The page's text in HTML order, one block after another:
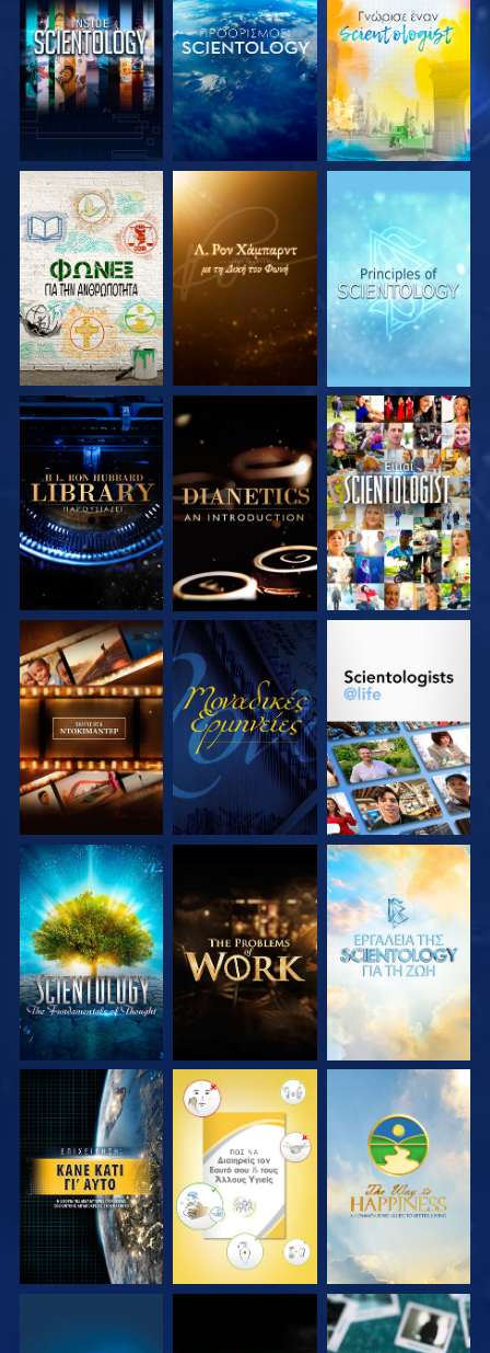
ΕΞΕΡΕΥΝΗΣΤΕ ΤΗ
ΣΕΙΡΑ
ΕΞΕΡΕΥΝΗΣΤΕ ΤΗ
ΣΕΙΡΑ
ΕΞΕΡΕΥΝΗΣΤΕ ΤΗ
ΣΕΙΡΑ
ΕΞΕΡΕΥΝΗΣΤΕ ΤΗ
ΣΕΙΡΑ
ΕΞΕΡΕΥΝΗΣΤΕ ΤΗ
ΣΕΙΡΑ
ΠΑΡΑΚΟΛΟΥΘΗΣΤΕ
ΕΞΕΡΕΥΝΗΣΤΕ ΤΗ
ΣΕΙΡΑ
ΠΑΡΑΚΟΛΟΥΘΗΣΤΕ
ΕΞΕΡΕΥΝΗΣΤΕ ΤΗ
ΕΞΕΡΕΥΝΗΣΤΕ ΤΗ
ΣΕΙΡΑ
ΕΞΕΡΕΥΝΗΣΤΕ ΤΗ
ΣΕΙΡΑ
ΕΞΕΡΕΥΝΗΣΤΕ ΤΗ
ΣΕΙΡΑ
ΠΑΡΑΚΟΛΟΥΘΗΣΤΕ ΠΑΡΑΚΟΛΟΥΘΗΣΤΕ ΠΑΡΑΚΟΛΟΥΘΗΣΤΕ